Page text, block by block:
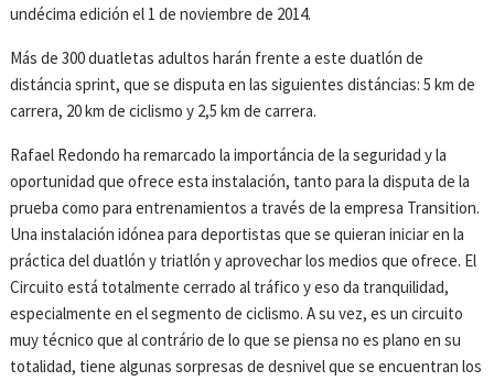
undécima edición el 1 de noviembre de 2014.
Más de 300 duatletas adultos harán frente a este duatlón de
distáncia sprint, que se disputa en las siguientes distáncias: 5 km de
carrera, 20 km de ciclismo y 2,5 km de carrera.
Rafael Redondo ha remarcado la importáncia de la seguridad y la
oportunidad que ofrece esta instalación, tanto para la disputa de la
prueba como para entrenamientos a través de la empresa Transition.
Una instalación idónea para deportistas que se quieran iniciar en la
práctica del duatlón y triatlón y aprovechar los medios que ofrece. El
Circuito está totalmente cerrado al tráfico y eso da tranquilidad,
especialmente en el segmento de ciclismo. A su vez, es un circuito
muy técnico que al contrário de lo que se piensa no es plano en su
totalidad, tiene algunas sorpresas de desnivel que se encuentran los